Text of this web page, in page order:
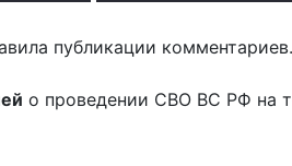
публикации комментариев.
о проведении СВО ВС РФ на